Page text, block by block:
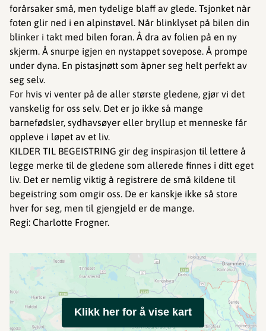
forårsaker små, men tydelige blaff av glede. Tsjonket når
foten glir ned i en alpinstøvel. Når blinklyset på bilen din
blinker i takt med bilen foran. Å dra av folien på en ny
skjerm. Å snurpe igjen en nystappet sovepose. Å prompe
under dyna. En pistasjnøtt som åpner seg helt perfekt av
seg selv.
For hvis vi venter på de aller største gledene, gjør vi det
vanskelig for oss selv. Det er jo ikke så mange
barnefødsler, sydhavsøyer eller bryllup et menneske får
oppleve i løpet av et liv.
KILDER TIL BEGEISTRING gir deg inspirasjon til lettere å
legge merke til de gledene som allerede finnes i ditt eget
liv. Det er nemlig viktig å registrere de små kildene til
begeistring som omgir oss. De er kanskje ikke så store
hver for seg, men til gjengjeld er de mange.
Regi: Charlotte Frogner.
Klikk her for å vise kart